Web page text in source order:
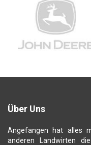
Über Uns
Angefangen hat alles
anderen Landwirten